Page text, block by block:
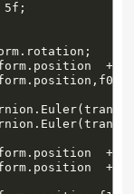
5f;